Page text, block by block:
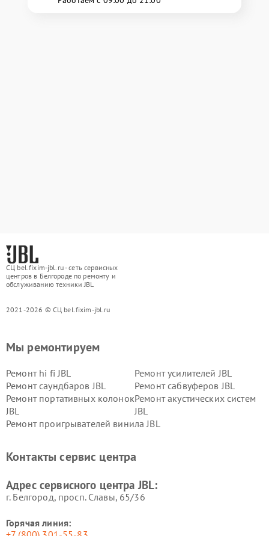
СЦ bel.fixim-jbl.ru - сеть сервисных
центров в Белгороде по ремонту и
обслуживанию техники JBL
2021-2026 © СЦ bel.fixim-jbl.ru
Мы ремонтируем
Ремонт hi fi JBL
Ремонт усилителей JBL
Ремонт саундбаров JBL
Ремонт сабвуферов JBL
Ремонт портативных колонок
JBL
Ремонт акустических систем
JBL
Ремонт проигрывателей винила JBL
Контакты сервис центра
Адрес сервисного центра JBL:
г. Белгород, просп. Славы, 65/36
Горячая линия: